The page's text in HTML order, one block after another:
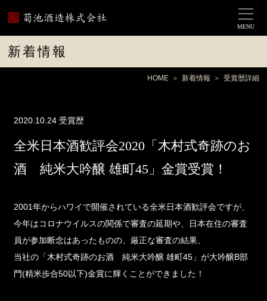
MENU
新着情報
HOME 新着情報 受賞歴詳細
2020.10.24受賞歴
全米日本酒歓評会2020「木村式奇跡のお
酒 純米大吟醸 雄町45」金賞受賞！
2001年からハワイで開催されている全米日本酒歓評会ですが、
今年はコロナウイルスの関係で審査の延期や、日本在住の審査
員が参加断念はあったものの、厳正な審査の結果、
当社の「木村式奇跡のお酒 純米大吟醸 雄町45」が大吟醸B部
門(精米歩合50以下)金賞に輝くことができました！